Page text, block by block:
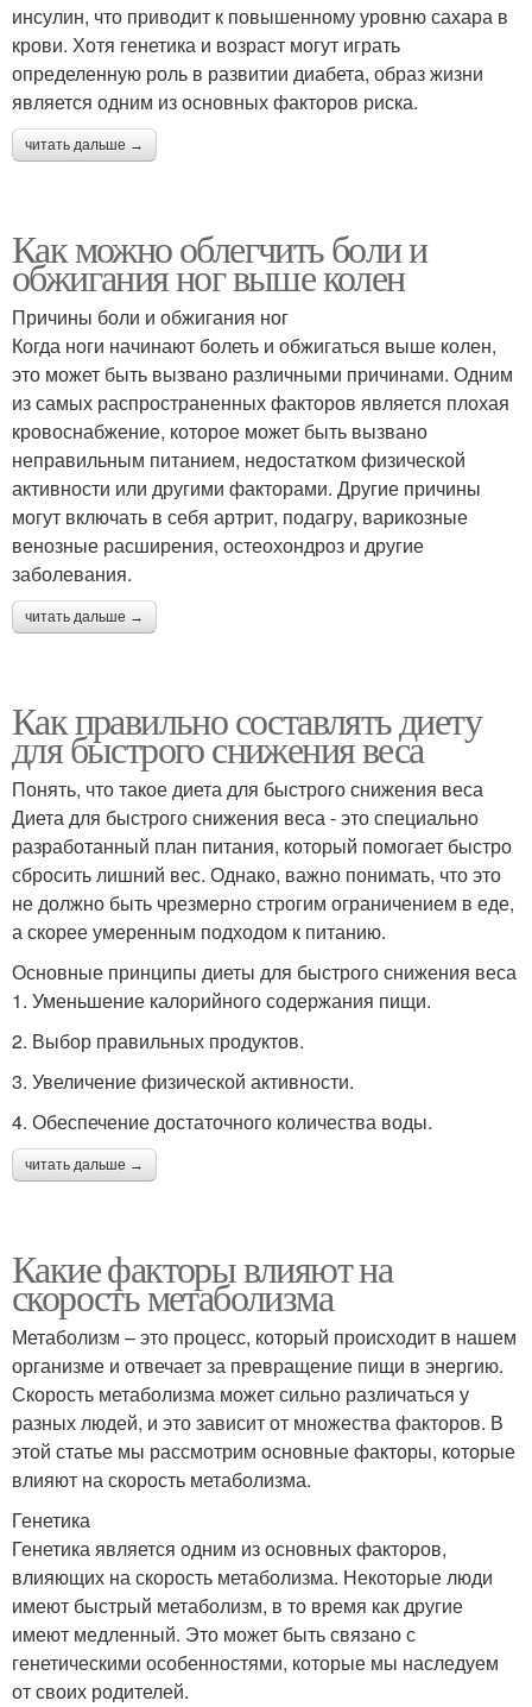
инсулин, что приводит к повышенному уровню сахара в
крови. Хотя генетика и возраст могут играть
определенную роль в развитии диабета, образ жизни
является одним из основных факторов риска.
читать дальше →
Как можно облегчить боли и
обжигания ног выше колен
Причины боли и обжигания ног
Когда ноги начинают болеть и обжигаться выше колен,
это может быть вызвано различными причинами. Одним
из самых распространенных факторов является плохая
кровоснабжение, которое может быть вызвано
неправильным питанием, недостатком физической
активности или другими факторами. Другие причины
могут включать в себя артрит, подагру, варикозные
венозные расширения, остеохондроз и другие
заболевания.
читать дальше →
Как правильно составлять диету
для быстрого снижения веса
Понять, что такое диета для быстрого снижения веса
Диета для быстрого снижения веса - это специально
разработанный план питания, который помогает быстро
сбросить лишний вес. Однако, важно понимать, что это
не должно быть чрезмерно строгим ограничением в еде,
а скорее умеренным подходом к питанию.
Основные принципы диеты для быстрого снижения веса
1. Уменьшение калорийного содержания пищи.
2. Выбор правильных продуктов.
3. Увеличение физической активности.
4. Обеспечение достаточного количества воды.
читать дальше →
Какие факторы влияют на
скорость метаболизма
Метаболизм – это процесс, который происходит в нашем
организме и отвечает за превращение пищи в энергию.
Скорость метаболизма может сильно различаться у
разных людей, и это зависит от множества факторов. В
этой статье мы рассмотрим основные факторы, которые
влияют на скорость метаболизма.
Генетика
Генетика является одним из основных факторов,
влияющих на скорость метаболизма. Некоторые люди
имеют быстрый метаболизм, в то время как другие
имеют медленный. Это может быть связано с
генетическими особенностями, которые мы наследуем
от своих родителей.